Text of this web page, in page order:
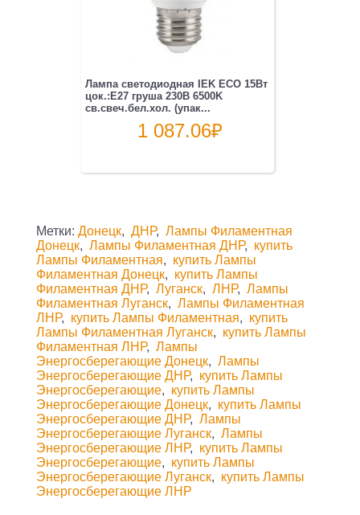
Лампа светодиодная IEK ECO 15Вт
цок.:E27 груша 230B 6500K
св.свеч.бел.хол. (упак...
1 087.06₽
Метки: Донецк, ДНР, Лампы Филаментная
Донецк, Лампы Филаментная ДНР, купить
Лампы Филаментная, купить Лампы
Филаментная Донецк, купить Лампы
Филаментная ДНР, Луганск, ЛНР, Лампы
Филаментная Луганск, Лампы Филаментная
ЛНР, купить Лампы Филаментная, купить
Лампы Филаментная Луганск, купить Лампы
Филаментная ЛНР, Лампы
Энергосберегающие Донецк, Лампы
Энергосберегающие ДНР, купить Лампы
Энергосберегающие, купить Лампы
Энергосберегающие Донецк, купить Лампы
Энергосберегающие ДНР, Лампы
Энергосберегающие Луганск, Лампы
Энергосберегающие ЛНР, купить Лампы
Энергосберегающие, купить Лампы
Энергосберегающие Луганск, купить Лампы
Энергосберегающие ЛНР